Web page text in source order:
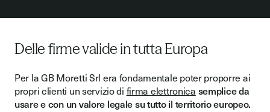
Delle firme valide in tutta Europa
Per la GB Moretti Srl era fondamentale poter proporre ai
propri clienti un servizio di firma elettronica semplice da
usare e con un valore legale su tutto il territorio europeo.